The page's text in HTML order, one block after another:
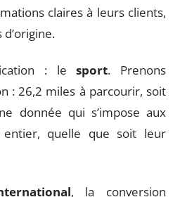
claires à leurs clients,
: lesport. Prenons
: 26,2 miles à parcourir, soit
donnée qui s’impose aux
quelle que soit leur
, la conversion